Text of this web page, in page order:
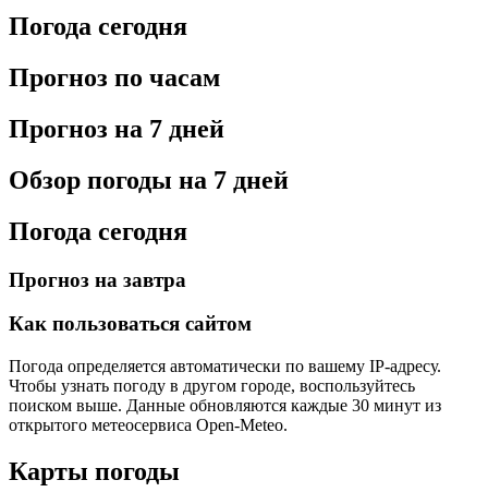
Погода сегодня
Прогноз по часам
Прогноз на 7 дней
Обзор погоды на 7 дней
Погода сегодня
Прогноз на завтра
Как пользоваться сайтом
Погода определяется автоматически по вашему IP-адресу.
Чтобы узнать погоду в другом городе, воспользуйтесь
поиском выше. Данные обновляются каждые 30 минут из
открытого метеосервиса Open-Meteo.
Карты погоды